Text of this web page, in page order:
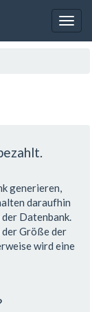
generieren,
daraufhin
Datenbank.
der Größe der
wird eine